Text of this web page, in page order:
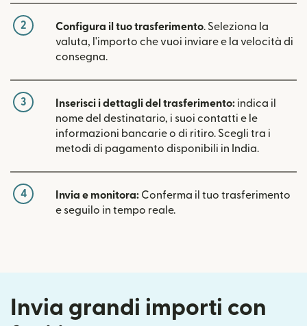
2 Configura il tuo trasferimento. Seleziona la
valuta, l'importo che vuoi inviare e la velocità di
consegna.
3 Inserisci i dettagli del trasferimento: indica il
nome del destinatario, i suoi contatti e le
informazioni bancarie o di ritiro. Scegli tra i
metodi di pagamento disponibili in India.
4 Invia e monitora: Conferma il tuo trasferimento
e seguilo in tempo reale.
Invia grandi importi con